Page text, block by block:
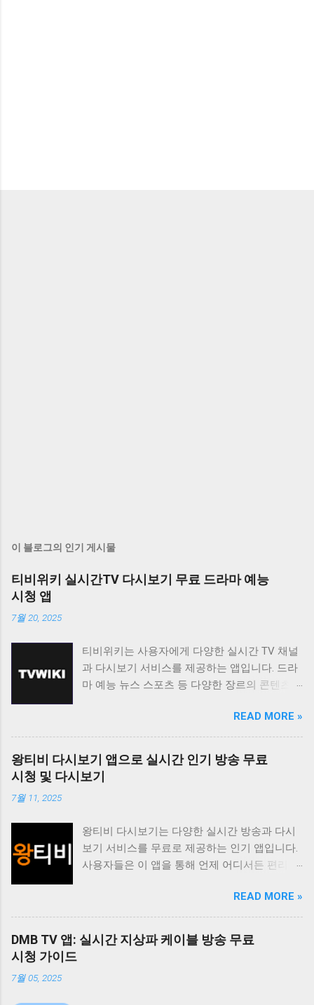
이 블로그의 인기 게시물
티비위키 실시간TV 다시보기 무료 드라마 예능
시청 앱
7월 20, 2025
티비위키는 사용자에게 다양한 실시간 TV 채널
과 다시보기 서비스를 제공하는 앱입니다. 드라
마 예능 뉴스 스포츠 등 다양한 장르의 콘텐츠를
적인 인터페이스를 통해 편리한 시청 환경을 제
공합니다. 티비위키는 바쁜 일상 속에서 놓친 프
로그램을 다시 보고 싶거나 실시간으로 즐겨보
고 싶은 채널을 시청하고 싶은 사용자에게 유용
한 앱입니다. 다양한 콘텐츠를 무료로 제공하며
원하는 콘텐츠를 쉽게 찾고 시청할 수 있도록 다
양한 기능을 제공합니다. 실시간 TV 시청 기능
은 사용자가 현재 방송 중인 채널을 바로 시청할
그램을 언제든지 다시 볼 수 있도록 제공합니다.
또한 즐겨찾기 기능을 통해 자주 시청하는 채널
이나 프로그램을 쉽게 접근할 수 있도록 돕고 검
READ MORE »
왕티비 다시보기 앱으로 실시간 인기 방송 무료
시청 및 다시보기
7월 11, 2025
왕티비 다시보기는 다양한 실시간 방송과 다시
보기 서비스를 무료로 제공하는 인기 앱입니다.
사용자들은 이 앱을 통해 언제 어디서든 편리하
드라마 예능 스포츠 뉴스 등 다양한 장르의 콘텐
츠를 제공하여 사용자들의 폭넓은 취향을 만족
시키고 있습니다. 이 앱의 가장 큰 장점은 무료
라는 점입니다. 별도의 회원가입이나 결제 없이
READ MORE »
DMB TV 앱: 실시간 지상파 케이블 방송 무료
시청 가이드
7월 05, 2025